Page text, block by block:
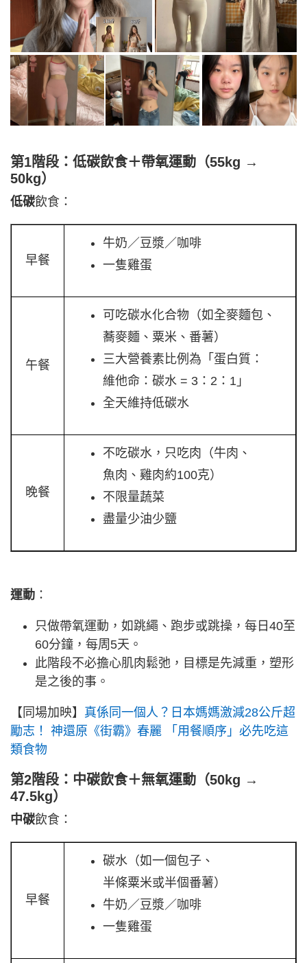
第1階段：低碳飲食＋帶氧運動（55kg →
50kg）
低碳飲食：
早餐
牛奶／豆漿／咖啡
一隻雞蛋
午餐
可吃碳水化合物（如全麥麵包、
蕎麥麵、粟米、番薯）
三大營養素比例為「蛋白質：
維他命：碳水 = 3：2：1」
全天維持低碳水
晚餐
不吃碳水，只吃肉（牛肉、
魚肉、雞肉約100克）
不限量蔬菜
盡量少油少鹽
運動 ：
只做帶氧運動，如跳繩、跑步或跳操，每日40至
60分鐘，每周5天。
此階段不必擔心肌肉鬆弛，目標是先減重，塑形
是之後的事。
【同場加映】 真係同一個人？日本媽媽激減28公斤超
勵志！ 神還原《街霸》春麗 「用餐順序」必先吃這
類食物
第2階段：中碳飲食＋無氧運動（50kg →
47.5kg）
中碳飲食：
早餐
碳水（如一個包子、
半條粟米或半個番薯）
牛奶／豆漿／咖啡
一隻雞蛋